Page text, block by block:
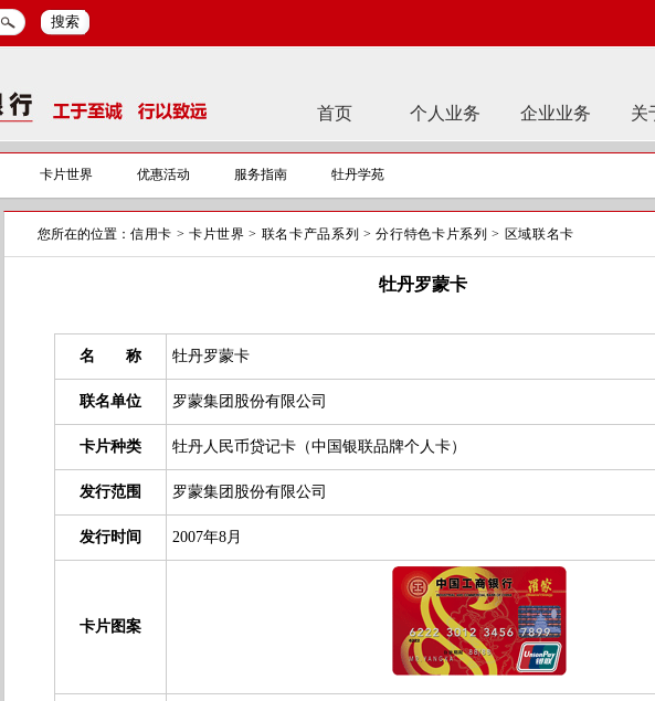
搜索
首页 个人业务 企业业务 关
卡片世界 优惠活动 服务指南 牡丹学苑
您所在的位置： 信用卡 > 卡片世界 > 联名卡产品系列 >分行特色卡片系列 > 区域联名卡
牡丹罗蒙卡
名 称 牡丹罗蒙卡
联名单位 罗蒙集团股份有限公司
卡片种类 牡丹人民币贷记卡（中国银联品牌个人卡）
发行范围 罗蒙集团股份有限公司
发行时间 2007年8月
卡片图案